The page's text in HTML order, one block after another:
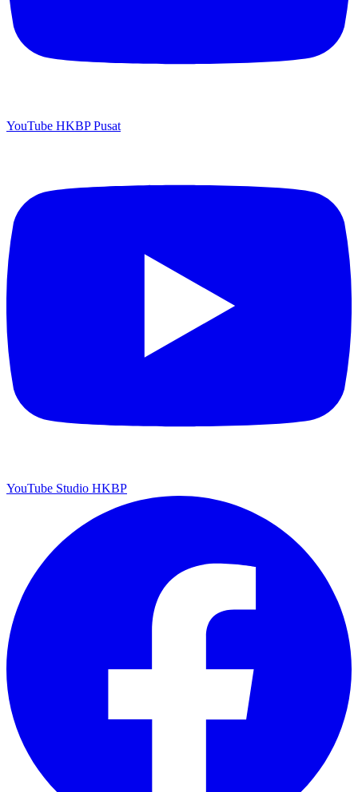
YouTube HKBP Pusat
YouTube Studio HKBP